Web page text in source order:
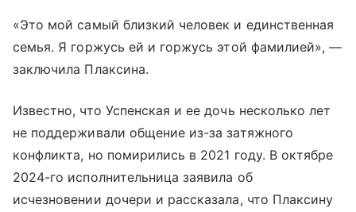
«Это мой самый близкий человек и единственная
семья. Я горжусь ей и горжусь этой фамилией», —
заключила Плаксина.
Известно, что Успенская и ее дочь несколько лет
не поддерживали общение из-за затяжного
конфликта, но помирились в 2021 году. В октябре
2024-го исполнительница заявила об
исчезновении дочери и рассказала, что Плаксину